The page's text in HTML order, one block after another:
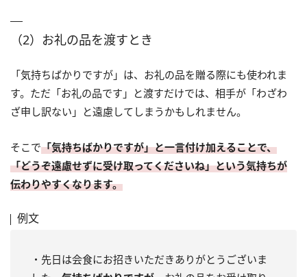
（2）お礼の品を渡すとき
「気持ちばかりですが」は、お礼の品を贈る際にも使われま
す。ただ「お礼の品です」と渡すだけでは、相手が「わざわ
ざ申し訳ない」と遠慮してしまうかもしれません。
そこで「気持ちばかりですが」と一言付け加えることで、
「どうぞ遠慮せずに受け取ってくださいね」という気持ちが
伝わりやすくなります。
例文
・先日は会食にお招きいただきありがとうございま